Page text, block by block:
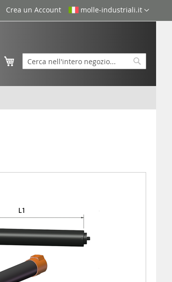
Linguamolle-industriali.it
Crea un Account
Carrello
Cerca